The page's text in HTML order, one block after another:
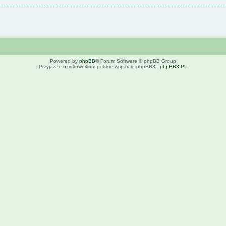
Powered by phpBB® Forum Software © phpBB Group
Przyjazne użytkownikom polskie wsparcie phpBB3 - phpBB3.PL